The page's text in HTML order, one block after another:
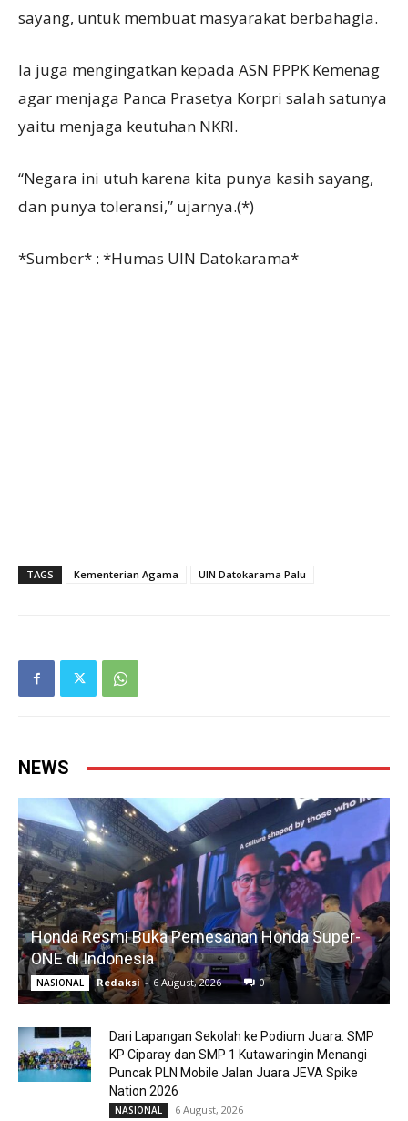
sayang, untuk membuat masyarakat berbahagia.
Ia juga mengingatkan kepada ASN PPPK Kemenag
agar menjaga Panca Prasetya Korpri salah satunya
yaitu menjaga keutuhan NKRI.
“Negara ini utuh karena kita punya kasih sayang,
dan punya toleransi,” ujarnya.(*)
*Sumber* : *Humas UIN Datokarama*
TAGS Kementerian Agama UIN Datokarama Palu
NEWS
Honda Resmi Buka Pemesanan Honda Super-
ONE di Indonesia
NASIONAL Redaksi - 6 August, 2026 0
Dari Lapangan Sekolah ke Podium Juara: SMP
KP Ciparay dan SMP 1 Kutawaringin Menangi
Puncak PLN Mobile Jalan Juara JEVA Spike
Nation 2026
NASIONAL 6 August, 2026